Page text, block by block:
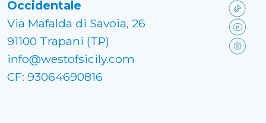
Occidentale
Via Mafalda di Savoia, 26
91100 Trapani (TP)
info@westofsicily.com
CF: 93064690816